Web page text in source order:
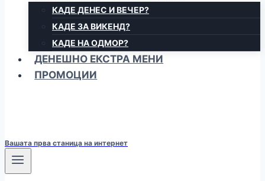
КАДЕ ДЕНЕС И ВЕЧЕР?
КАДЕ ЗА ВИКЕНД?
КАДЕ НА ОДМОР?
ДЕНЕШНО ЕКСТРА МЕНИ
ПРОМОЦИИ
Вашата прва станица на интернет